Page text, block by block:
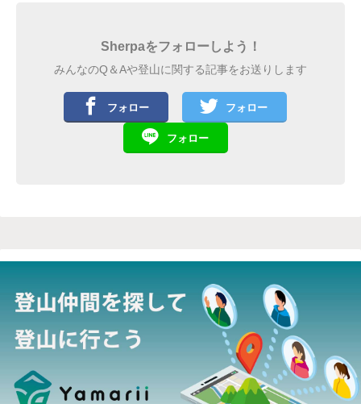
Sherpaをフォローしよう！
みんなのQ＆Aや登山に関する記事をお送りします
フォロー フォロー
フォロー